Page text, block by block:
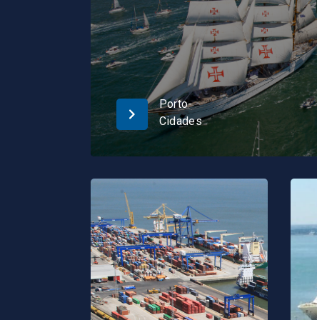
Porto-
Cidades